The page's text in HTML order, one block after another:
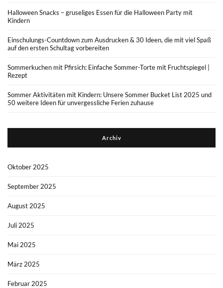
Halloween Snacks – gruseliges Essen für die Halloween Party mit
Kindern
Einschulungs-Countdown zum Ausdrucken & 30 Ideen, die mit viel Spaß
auf den ersten Schultag vorbereiten
Sommerkuchen mit Pfirsich: Einfache Sommer-Torte mit Fruchtspiegel |
Rezept
Sommer Aktivitäten mit Kindern: Unsere Sommer Bucket List 2025 und
50 weitere Ideen für unvergessliche Ferien zuhause
Archiv
Oktober 2025
September 2025
August 2025
Juli 2025
Mai 2025
März 2025
Februar 2025